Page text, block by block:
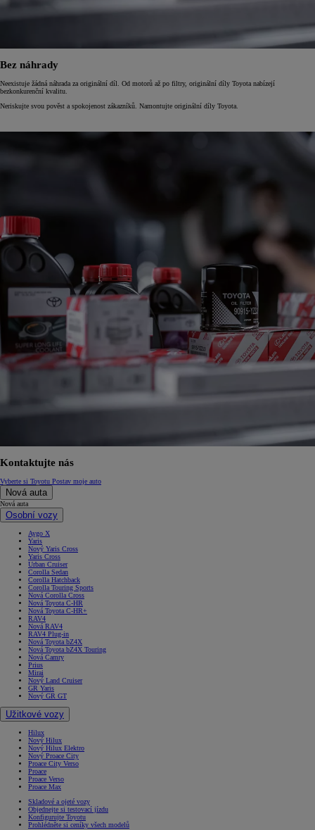
Bez náhrady
Neexistuje žádná náhrada za originální díl. Od motorů až po filtry, originální díly Toyota nabízejí
bezkonkurenční kvalitu.
Neriskujte svou pověst a spokojenost zákazníků. Namontujte originální díly Toyota.
Kontaktujte nás
Vyberte si Toyotu Postav moje auto
Nová auta
Nová auta
Osobní vozy
Aygo X
Yaris
Nový Yaris Cross
Yaris Cross
Urban Cruiser
Corolla Sedan
Corolla Hatchback
Corolla Touring Sports
Nová Corolla Cross
Nová Toyota C-HR
Nová Toyota C-HR+
RAV4
Nová RAV4
RAV4 Plug-in
Nová Toyota bZ4X
Nová Toyota bZ4X Touring
Nová Camry
Prius
Mirai
Nový Land Cruiser
GR Yaris
Nový GR GT
Užitkové vozy
Hilux
Nový Hilux
Nový Hilux Elektro
Nový Proace City
Proace City Verso
Proace
Proace Verso
Proace Max
Skladové a ojeté vozy
Objednejte si testovací jízdu
Konfigurujte Toyotu
Prohlédněte si ceníky všech modelů